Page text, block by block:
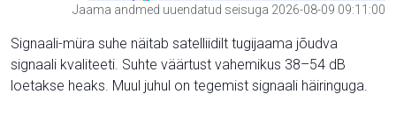
Jaama andmed uuendatud seisuga 2026-08-09 09:11:00
Signaali-müra suhe näitab satelliidilt tugijaama jõudva
signaali kvaliteeti. Suhte väärtust vahemikus 38–54 dB
loetakse heaks. Muul juhul on tegemist signaali häiringuga.